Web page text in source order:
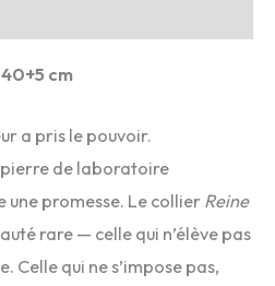
cm
a pris le pouvoir.
de laboratoire
promesse. Le collier Reine
rare — celle qui n’élève pas
Celle qui ne s’impose pas,